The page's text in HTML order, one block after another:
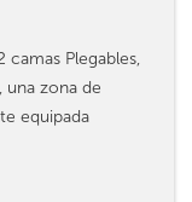
camas Plegables,
una zona de
equipada